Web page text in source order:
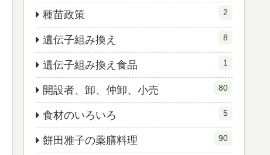
種苗政策 2
遺伝子組み換え 8
遺伝子組み換え食品 1
開設者、卸、仲卸、小売 80
食材のいろいろ 5
餅田雅子の薬膳料理 90